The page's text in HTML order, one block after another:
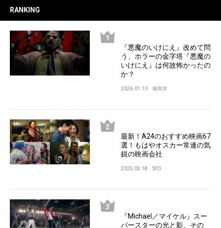
RANKING
『悪魔のいけにえ』改めて問
う、ホラーの金字塔『悪魔の
いけにえ』は何故怖かったの
か？
2026.01.10 相馬学
最新！A24のおすすめ映画67
選！もはやオスカー常連の気
鋭の映画会社
2025.03.18 SYO
『Michael／マイケル』スー
パースターの光と影、その